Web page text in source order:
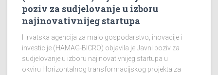
poziv za sudjelovanje u izboru
najinovativnijeg startupa
Hrvatska agencija za malo gospodarstvo, inovacije i
investicije (HAMAG-BICRO) objavila je Javni poziv za
sudjelovanje u izboru najinovativnijeg startupa u
okviru Horizontalnog transformacijskog projekta za